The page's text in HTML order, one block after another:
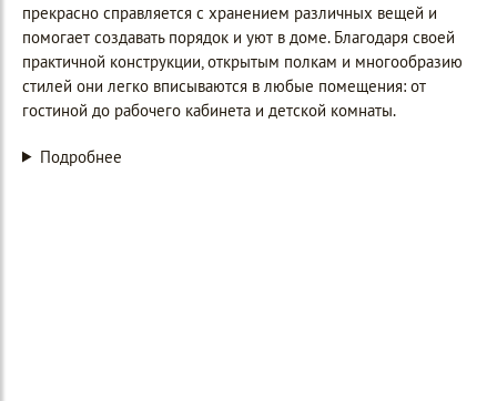
прекрасно справляется с хранением различных вещей и
помогает создавать порядок и уют в доме. Благодаря своей
практичной конструкции, открытым полкам и многообразию
стилей они легко вписываются в любые помещения: от
гостиной до рабочего кабинета и детской комнаты.
Подробнее